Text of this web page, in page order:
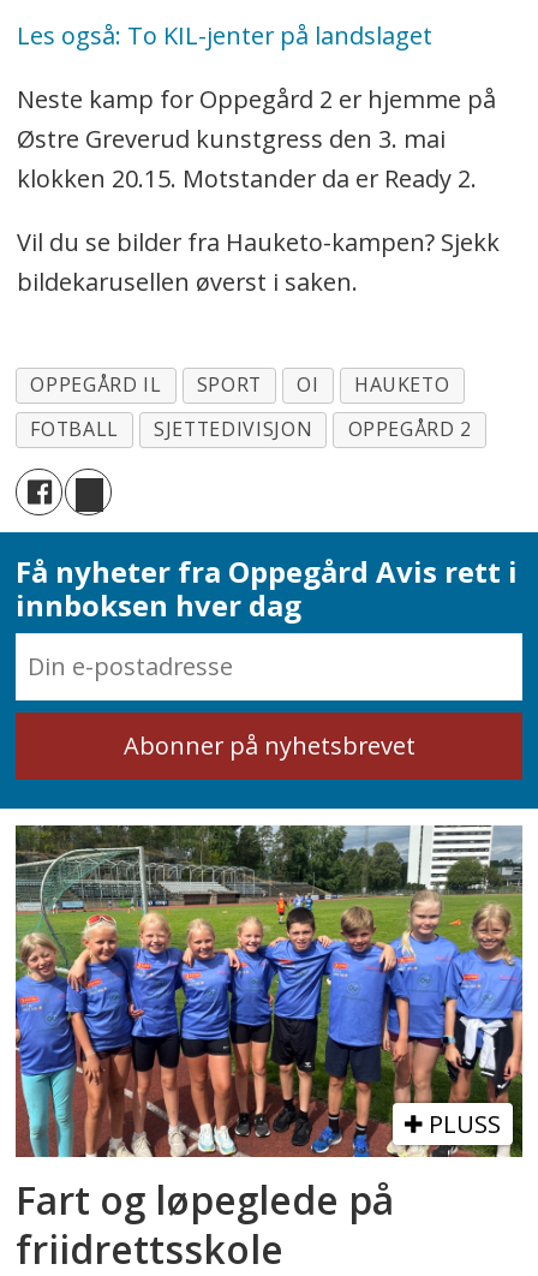
Les også: To KIL-jenter på landslaget
Neste kamp for Oppegård 2 er hjemme på
Østre Greverud kunstgress den 3. mai
klokken 20.15. Motstander da er Ready 2.
Vil du se bilder fra Hauketo-kampen? Sjekk
bildekarusellen øverst i saken.
OPPEGÅRD IL SPORT OI
HAUKETO
FOTBALL
SJETTEDIVISJON OPPEGÅRD 2
Få nyheter fra Oppegård Avis rett i
innboksen hver dag
PLUSS
Fart og løpeglede på
friidrettsskole